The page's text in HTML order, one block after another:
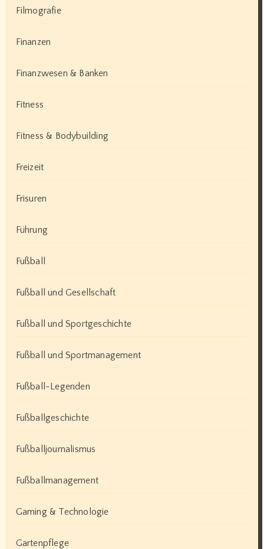
Filmografie
Finanzen
Finanzwesen & Banken
Fitness
Fitness & Bodybuilding
Freizeit
Frisuren
Führung
Fußball
Fußball und Gesellschaft
Fußball und Sportgeschichte
Fußball und Sportmanagement
Fußball-Legenden
Fußballgeschichte
Fußballjournalismus
Fußballmanagement
Gaming & Technologie
Gartenpflege